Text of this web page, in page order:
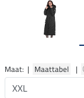
Maat: | Maattabel |